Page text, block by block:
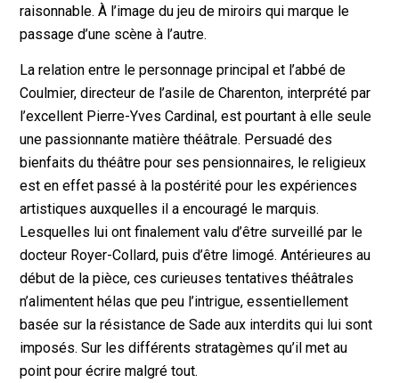
raisonnable. À l’image du jeu de miroirs qui marque le
passage d’une scène à l’autre.
La relation entre le personnage principal et l’abbé de
Coulmier, directeur de l’asile de Charenton, interprété par
l’excellent Pierre-Yves Cardinal, est pourtant à elle seule
une passionnante matière théâtrale. Persuadé des
bienfaits du théâtre pour ses pensionnaires, le religieux
est en effet passé à la postérité pour les expériences
artistiques auxquelles il a encouragé le marquis.
Lesquelles lui ont finalement valu d’être surveillé par le
docteur Royer-Collard, puis d’être limogé. Antérieures au
début de la pièce, ces curieuses tentatives théâtrales
n’alimentent hélas que peu l’intrigue, essentiellement
basée sur la résistance de Sade aux interdits qui lui sont
imposés. Sur les différents stratagèmes qu’il met au
point pour écrire malgré tout.